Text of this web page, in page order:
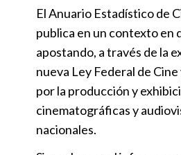
El Anuario Estadístico de
publica en un contexto en
apostando, a través de la
nueva Ley Federal de
por la producción y
cinematográficas y
nacionales.